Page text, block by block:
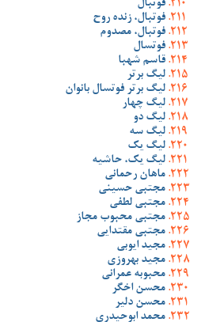
فوتبال
فوتبال، زنده روح
فوتبال، مصدوم
فوتسال
قاسم شهبا
لیگ برتر
لیگ برتر فوتسال بانوان
لیگ چهار
لیگ دو
لیگ سه
لیگ یک
لیگ یک، حاشیه
ماهان رحمانی
مجتبی حسینی
مجتبی لطفی
مجتبی محبوب مجاز
مجتبی مقتدایی
مجید ایوبی
مجید بهروزی
محبوبه عمرانی
محسن اخگر
محسن دلیر
محمد ابوحیدری